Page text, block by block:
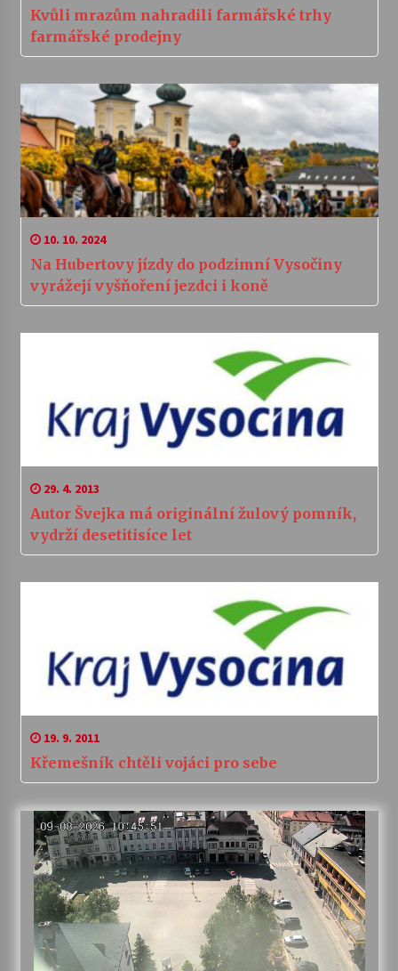
Kvůli mrazům nahradili farmářské trhy
farmářské prodejny
10. 10. 2024
Na Hubertovy jízdy do podzimní Vysočiny
vyrážejí vyšňoření jezdci i koně
29. 4. 2013
Autor Švejka má originální žulový pomník,
vydrží desetitisíce let
19. 9. 2011
Křemešník chtěli vojáci pro sebe